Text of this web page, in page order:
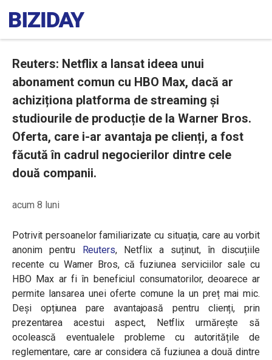
Reuters: Netflix a lansat ideea unui
abonament comun cu HBO Max, dacă ar
achiziționa platforma de streaming și
studiourile de producție de la Warner Bros.
Oferta, care i-ar avantaja pe clienți, a fost
făcută în cadrul negocierilor dintre cele
două companii.
acum 8 luni
Potrivit persoanelor familiarizate cu situația, care au vorbit
anonim pentru Reuters, Netflix a suținut, în discuțiile
recente cu Warner Bros, că fuziunea serviciilor sale cu
HBO Max ar fi în beneficiul consumatorilor, deoarece ar
permite lansarea unei oferte comune la un preț mai mic.
Deși opțiunea pare avantajoasă pentru clienți, prin
prezentarea acestui aspect, Netflix urmărește să
ocolească eventualele probleme cu autoritățile de
reglementare, care ar considera că fuziunea a două dintre